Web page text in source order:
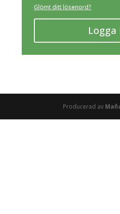
Glömt ditt lösenord?
Logga
Producerad av